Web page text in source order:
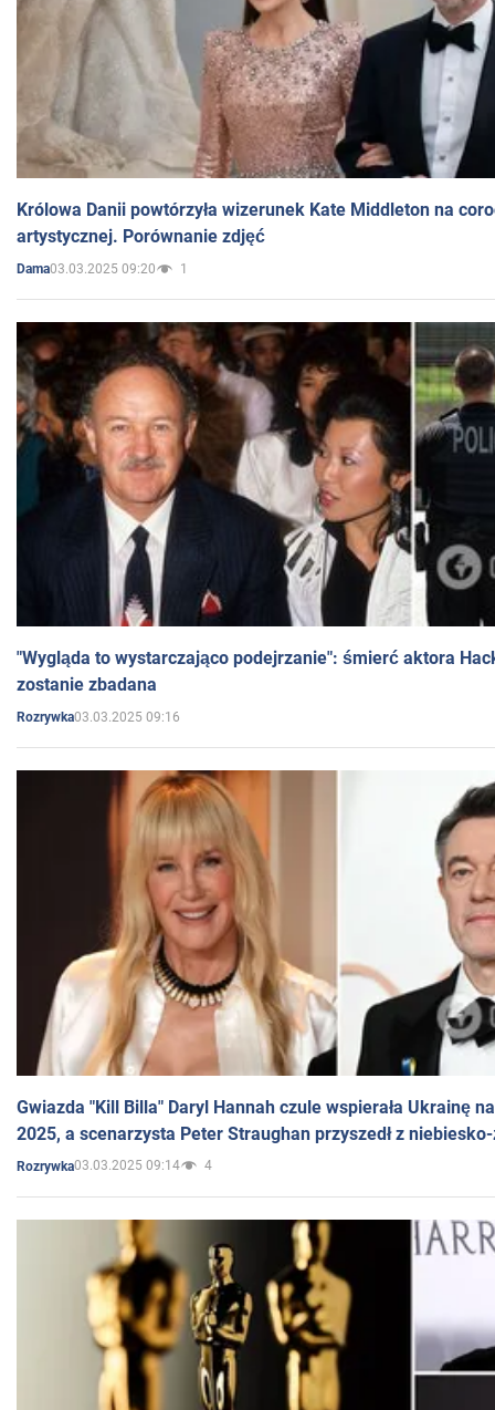
Królowa Danii powtórzyła wizerunek Kate Middleton na
artystycznej. Porównanie zdjęć
Dama03.03.2025 09:20 1
"Wygląda to wystarczająco podejrzanie": śmierć aktora
zostanie zbadana
Rozrywka03.03.2025 09:16
Gwiazda "Kill Billa" Daryl Hannah czule wspierała Ukrainę
2025, a scenarzysta Peter Straughan przyszedł z
Rozrywka03.03.2025 09:14 4